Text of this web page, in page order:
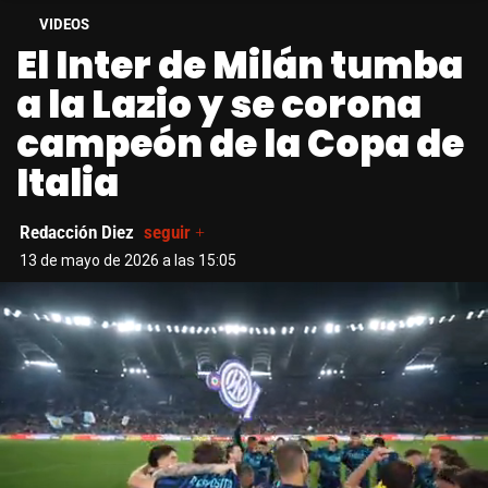
VIDEOS
El Inter de Milán tumba
a la Lazio y se corona
campeón de la Copa de
Italia
Redacción Diez seguir +
13 de mayo de 2026 a las 15:05